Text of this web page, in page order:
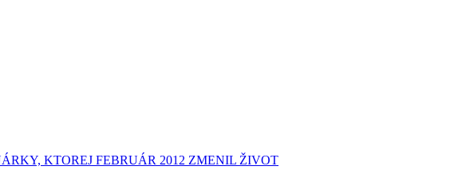
KTOREJ FEBRUÁR 2012 ZMENIL ŽIVOT